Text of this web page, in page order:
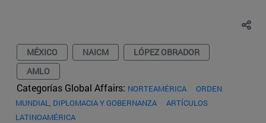
MÉXICO NAICM
LÓPEZ OBRADOR
AMLO
Categorías Global Affairs: NORTEAMÉRICA
ORDEN
MUNDIAL, DIPLOMACIA Y GOBERNANZA
ARTÍCULOS
LATINOAMÉRICA